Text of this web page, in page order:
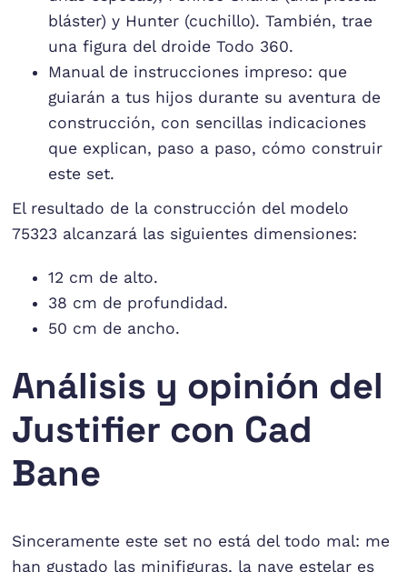
bláster) y Hunter (cuchillo). También, trae
una figura del droide Todo 360.
Manual de instrucciones impreso: que
guiarán a tus hijos durante su aventura de
construcción, con sencillas indicaciones
que explican, paso a paso, cómo construir
este set.
El resultado de la construcción del modelo
75323 alcanzará las siguientes dimensiones:
12 cm de alto.
38 cm de profundidad.
50 cm de ancho.
Análisis y opinión del
Justifier con Cad
Bane
Sinceramente este set no está del todo mal: me
han gustado las minifiguras, la nave estelar es